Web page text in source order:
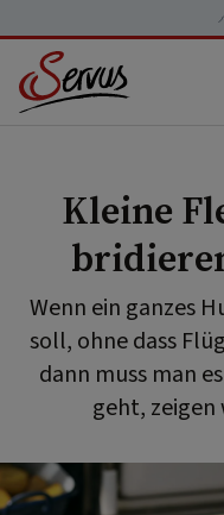
Kleine
Wenn ein ganzes
soll, ohne dass
dann muss man
geht,